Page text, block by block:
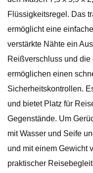
Flüssigkeitsregel. Das
ermöglicht eine
verstärkte Nähte ein
Reißverschluss und
ermöglichen einen
Sicherheitskontrollen.
und bietet Platz für
Gegenstände. Um
mit Wasser und Seife
und mit einem Gewicht
praktischer